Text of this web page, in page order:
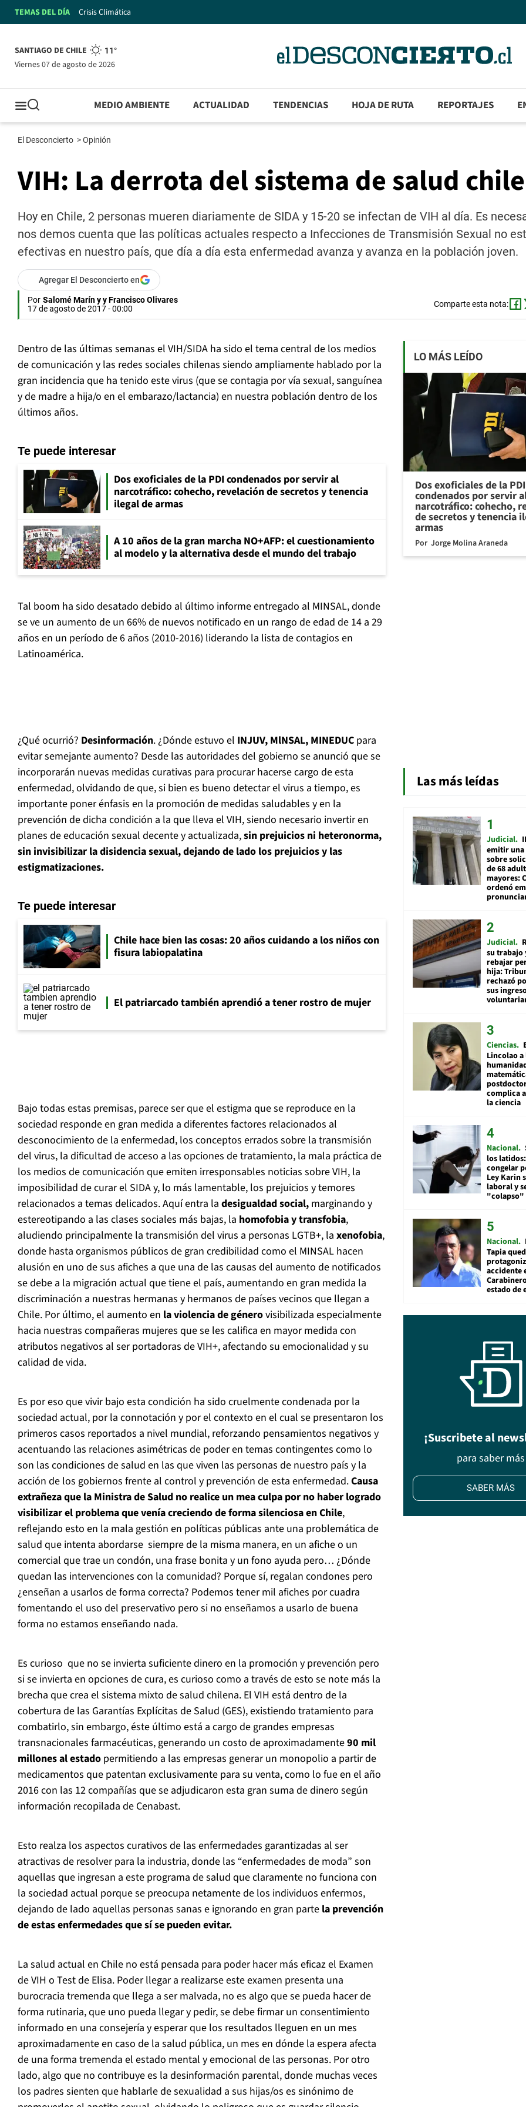
TEMAS DEL DÍA Crisis Climática
SANTIAGO DE CHILE 11°
viernes 07 de agosto de 2026
MEDIO AMBIENTE ACTUALIDAD TENDENCIAS HOJA DE RUTA REPORTAJES
El Desconcierto >Opinión
VIH: La derrota del sistema de salud
Hoy en Chile, 2 personas mueren diariamente de SIDA y 15-20 se infectan de VIH al día. Es
nos demos cuenta que las políticas actuales respecto a Infecciones de Transmisión Sexual no
efectivas en nuestro país, que día a día esta enfermedad avanza y avanza en la población joven.
Agregar El Desconcierto en
Por Salomé Marín y y Francisco Olivares
17 de agosto de 2017 - 00:00
Comparte esta nota:
Dentro de las últimas semanas el VIH/SIDA ha sido el tema central de los medios
de comunicación y las redes sociales chilenas siendo ampliamente hablado por la
gran incidencia que ha tenido este virus (que se contagia por vía sexual, sanguínea
y de madre a hija/o en el embarazo/lactancia) en nuestra población dentro de los
últimos años.
Te puede interesar
Dos exoficiales de la PDI condenados por servir al
narcotráfico: cohecho, revelación de secretos y tenencia
ilegal de armas
A 10 años de la gran marcha NO+AFP: el cuestionamiento
al modelo y la alternativa desde el mundo del trabajo
Tal boom ha sido desatado debido al último informe entregado al MINSAL, donde
se ve un aumento de un 66% de nuevos notificado en un rango de edad de 14 a 29
años en un período de 6 años (2010-2016) liderando la lista de contagios en
Latinoamérica.
¿Qué ocurrió? Desinformación. ¿Dónde estuvo el INJUV, MlNSAL, MINEDUC para
evitar semejante aumento? Desde las autoridades del gobierno se anunció que se
incorporarán nuevas medidas curativas para procurar hacerse cargo de esta
enfermedad, olvidando de que, si bien es bueno detectar el virus a tiempo, es
importante poner énfasis en la promoción de medidas saludables y en la
prevención de dicha condición a la que lleva el VIH, siendo necesario invertir en
planes de educación sexual decente y actualizada,sin prejuicios ni heteronorma,
sin invisibilizar la disidencia sexual, dejando de lado los prejuicios y las
estigmatizaciones.
Te puede interesar
Chile hace bien las cosas: 20 años cuidando a los niños con
fisura labiopalatina
El patriarcado también aprendió a tener rostro de mujer
Bajo todas estas premisas, parece ser que el estigma que se reproduce en la
sociedad responde en gran medida a diferentes factores relacionados al
desconocimiento de la enfermedad, los conceptos errados sobre la transmisión
del virus, la dificultad de acceso a las opciones de tratamiento, la mala práctica de
los medios de comunicación que emiten irresponsables noticias sobre VIH, la
imposibilidad de curar el SIDA y, lo más lamentable, los prejuicios y temores
relacionados a temas delicados. Aquí entra la desigualdad social, marginando y
estereotipando a las clases sociales más bajas, la homofobia y transfobia,
aludiendo principalmente la transmisión del virus a personas LGTB+, la xenofobia,
donde hasta organismos públicos de gran credibilidad como el MINSAL hacen
alusión en uno de sus afiches a que una de las causas del aumento de notificados
se debe a la migración actual que tiene el país, aumentando en gran medida la
discriminación a nuestras hermanas y hermanos de países vecinos que llegan a
Chile. Por último, el aumento en la violencia de génerovisibilizada especialmente
hacia nuestras compañeras mujeres que se les califica en mayor medida con
atributos negativos al ser portadoras de VIH+, afectando su emocionalidad y su
calidad de vida.
Es por eso que vivir bajo esta condición ha sido cruelmente condenada por la
sociedad actual, por la connotación y por el contexto en el cual se presentaron los
primeros casos reportados a nivel mundial, reforzando pensamientos negativos y
acentuando las relaciones asimétricas de poder en temas contingentes como lo
son las condiciones de salud en las que viven las personas de nuestro país y la
acción de los gobiernos frente al control y prevención de esta enfermedad.Causa
extrañeza que la Ministra de Salud no realice un mea culpa por no haber logrado
visibilizar el problema que venía creciendo de forma silenciosa en Chile,
reflejando esto en la mala gestión en políticas públicas ante una problemática de
salud que intenta abordarse siempre de la misma manera, en un afiche o un
comercial que trae un condón, una frase bonita y un fono ayuda pero… ¿Dónde
quedan las intervenciones con la comunidad? Porque sí, regalan condones pero
¿enseñan a usarlos de forma correcta? Podemos tener mil afiches por cuadra
fomentando el uso del preservativo pero si no enseñamos a usarlo de buena
forma no estamos enseñando nada.
Es curioso que no se invierta suficiente dinero en la promoción y prevención pero
si se invierta en opciones de cura, es curioso como a través de esto se note más la
brecha que crea el sistema mixto de salud chilena. El VIH está dentro de la
cobertura de las Garantías Explícitas de Salud (GES), existiendo tratamiento para
combatirlo, sin embargo, éste último está a cargo de grandes empresas
transnacionales farmacéuticas, generando un costo de aproximadamente90 mil
millones al estado permitiendo a las empresas generar un monopolio a partir de
medicamentos que patentan exclusivamente para su venta, como lo fue en el año
2016 con las 12 compañías que se adjudicaron esta gran suma de dinero según
información recopilada de Cenabast.
Esto realza los aspectos curativos de las enfermedades garantizadas al ser
atractivas de resolver para la industria, donde las “enfermedades de moda” son
aquellas que ingresan a este programa de salud que claramente no funciona con
la sociedad actual porque se preocupa netamente de los individuos enfermos,
dejando de lado aquellas personas sanas e ignorando en gran parte la prevención
de estas enfermedades que sí se pueden evitar.
La salud actual en Chile no está pensada para poder hacer más eficaz el Examen
de VIH o Test de Elisa. Poder llegar a realizarse este examen presenta una
burocracia tremenda que llega a ser malvada, no es algo que se pueda hacer de
forma rutinaria, que uno pueda llegar y pedir, se debe firmar un consentimiento
informado en una consejería y esperar que los resultados lleguen en un mes
aproximadamente en caso de la salud pública, un mes en dónde la espera afecta
de una forma tremenda el estado mental y emocional de las personas. Por otro
lado, algo que no contribuye es la desinformación parental, donde muchas veces
los padres sienten que hablarle de sexualidad a sus hijas/os es sinónimo de
LO MÁS LEÍDO
Dos exoficiales de la PDI
condenados por servir
narcotráfico: cohecho,
de secretos y tenencia
armas
Por Jorge Molina Araneda
Las más leídas
Judicial
emitir
sobre
de 68
mayores:
ordenó
Judicial
su trabajo
rebajar
hija:
rechazó
sus
Ciencias
Lincolao a
complica
la ciencia
Nacional
los
congelar
Ley Karin
laboral y
"colapso"
Nacional
Tapia
accidente
estado de
¡Suscribete al
para saber más
SABER MÁS